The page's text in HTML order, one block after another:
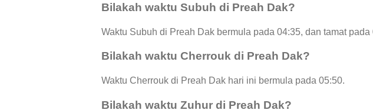
Bilakah waktu Subuh di Preah Dak?
Waktu Subuh di Preah Dak bermula pada 04:35, dan tamat
Bilakah waktu Cherrouk di Preah Dak?
Waktu Cherrouk di Preah Dak hari ini bermula pada 05:50.
Bilakah waktu Zuhur di Preah Dak?